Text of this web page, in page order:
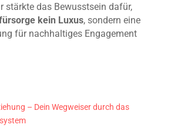
stärkte das Bewusstsein dafür,
kein Luxus, sondern eine
für nachhaltiges Engagement
– Dein Wegweiser durch das